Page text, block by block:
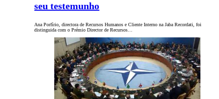
seu testemunho
Ana Porfírio, directora de Recursos Humanos e Cliente Interno na Jaba Recordati, foi
distinguida com o Prémio Director de Recursos…